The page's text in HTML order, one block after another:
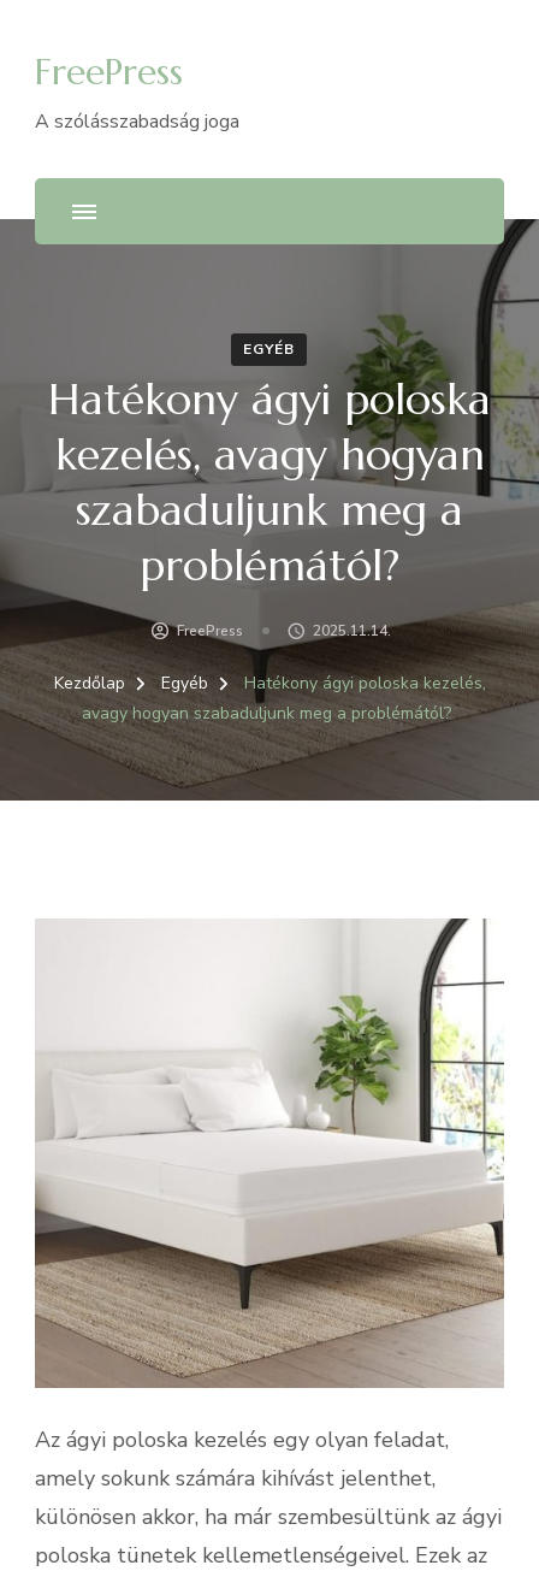
FreePress
A szólásszabadság joga
EGYÉB
Hatékony ágyi poloska
kezelés, avagy hogyan
szabaduljunk meg a
problémától?
FreePress 2025.11.14.
Kezdőlap Egyéb
Hatékony ágyi poloska kezelés,
avagy hogyan szabaduljunk meg a problémától?
Az ágyi poloska kezelés egy olyan feladat,
amely sokunk számára kihívást jelenthet,
különösen akkor, ha már szembesültünk az ágyi
poloska tünetek kellemetlenségeivel. Ezek az